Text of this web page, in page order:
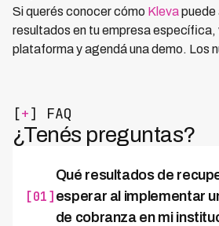
Si querés conocer cómo Klevapuede
resultados en tu empresa específica,
plataforma y agendá una demo. Los
[+] FAQ
¿Tenés preguntas?
[01]
Qué resultados de
esperar al implementar
de cobranza en mi